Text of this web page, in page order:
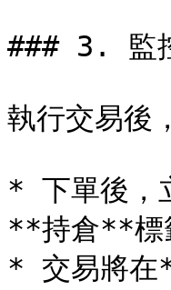
### 3. 監
執行交易後
* 下單後，
**持倉**標
* 交易將在